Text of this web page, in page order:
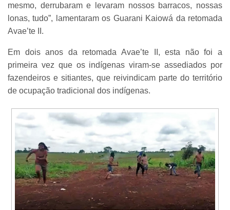
mesmo, derrubaram e levaram nossos barracos, nossas
lonas, tudo”, lamentaram os Guarani Kaiowá da retomada
Avae’te II.
Em dois anos da retomada Avae’te II, esta não foi a
primeira vez que os indígenas viram-se assediados por
fazendeiros e sitiantes, que reivindicam parte do território
de ocupação tradicional dos indígenas.